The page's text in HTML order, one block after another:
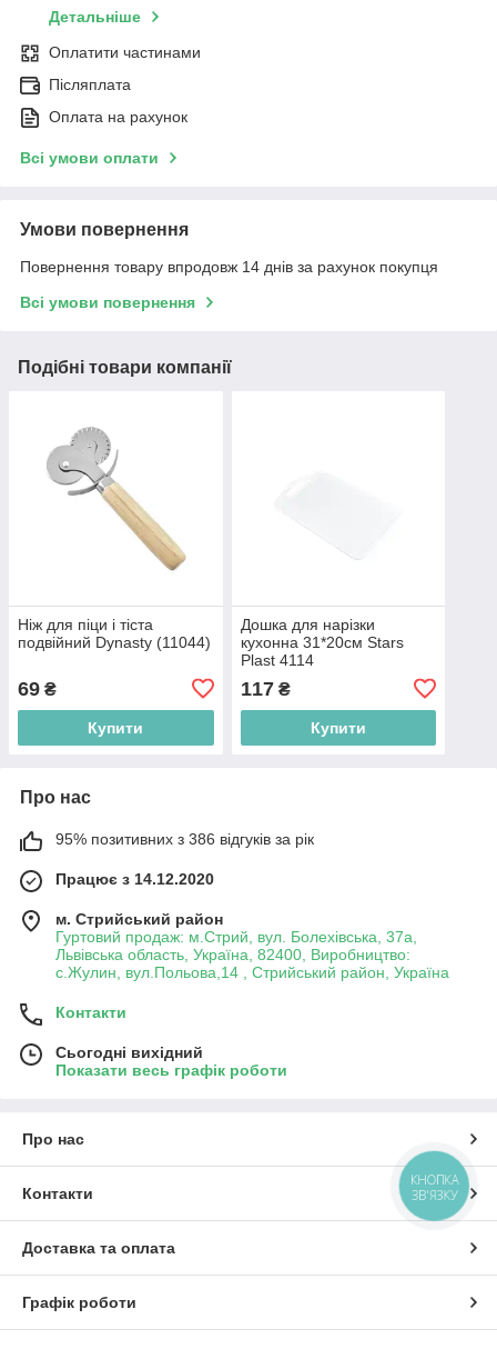
Детальніше
Оплатити частинами
Післяплата
Оплата на рахунок
Всі умови оплати
Умови повернення
Повернення товару впродовж 14 днів за рахунок покупця
Всі умови повернення
Подібні товари компанії
Ніж для піци і тіста
подвійний Dynasty (11044)
69 ₴
Купити
Дошка для нарізки
кухонна 31*20см Stars
Plast 4114
117₴
Купити
Про нас
95% позитивних з 386 відгуків за рік
Працює з 14.12.2020
м. Стрийський район
Гуртовий продаж: м.Стрий, вул. Болехівська, 37а,
Львівська область, Україна, 82400, Виробництво:
с.Жулин, вул.Польова,14 , Стрийський район, Україна
Контакти
Сьогодні вихідний
Показати весь графік роботи
Про нас
Контакти
Доставка та оплата
Графік роботи
КНОПКА
ЗВ'ЯЗКУ